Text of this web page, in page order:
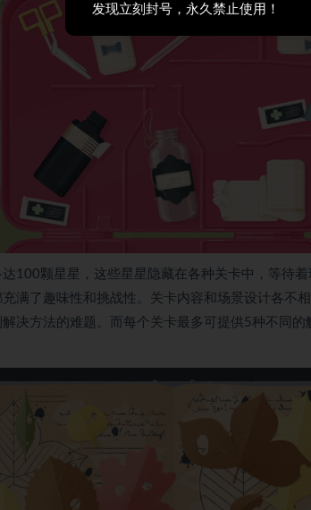
100颗星星，这些星星隐藏在各种关卡中，等待
满了趣味性和挑战性。关卡内容和场景设计各不
决方法的难题。而每个关卡最多可提供5种不同
发现立刻封号，永久禁止使用！